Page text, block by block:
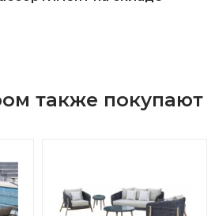
также покупают